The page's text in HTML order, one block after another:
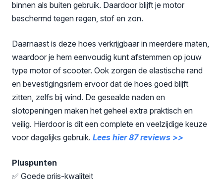
binnen als buiten gebruik. Daardoor blijft je motor
beschermd tegen regen, stof en zon.
Daarnaast is deze hoes verkrijgbaar in meerdere maten,
waardoor je hem eenvoudig kunt afstemmen op jouw
type motor of scooter. Ook zorgen de elastische rand
en bevestigingsriem ervoor dat de hoes goed blijft
zitten, zelfs bij wind. De gesealde naden en
slotopeningen maken het geheel extra praktisch en
veilig. Hierdoor is dit een complete en veelzijdige keuze
voor dagelijks gebruik. Lees hier 87 reviews >>
Pluspunten
✅ Goede prijs-kwaliteit